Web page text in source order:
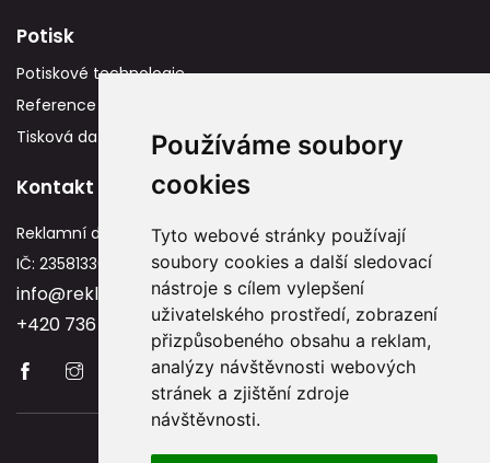
Používáme soubory
cookies
Tyto webové stránky používají
soubory cookies a další sledovací
nástroje s cílem vylepšení
uživatelského prostředí, zobrazení
přizpůsobeného obsahu a reklam,
analýzy návštěvnosti webových
stránek a zjištění zdroje
návštěvnosti.
Potisk
Potiskové technologie
Reference
Tisková data
Kontakt
Reklamní dárky
IČ: 23581336
info@reklamnidarky.cz
+420 736 787 715